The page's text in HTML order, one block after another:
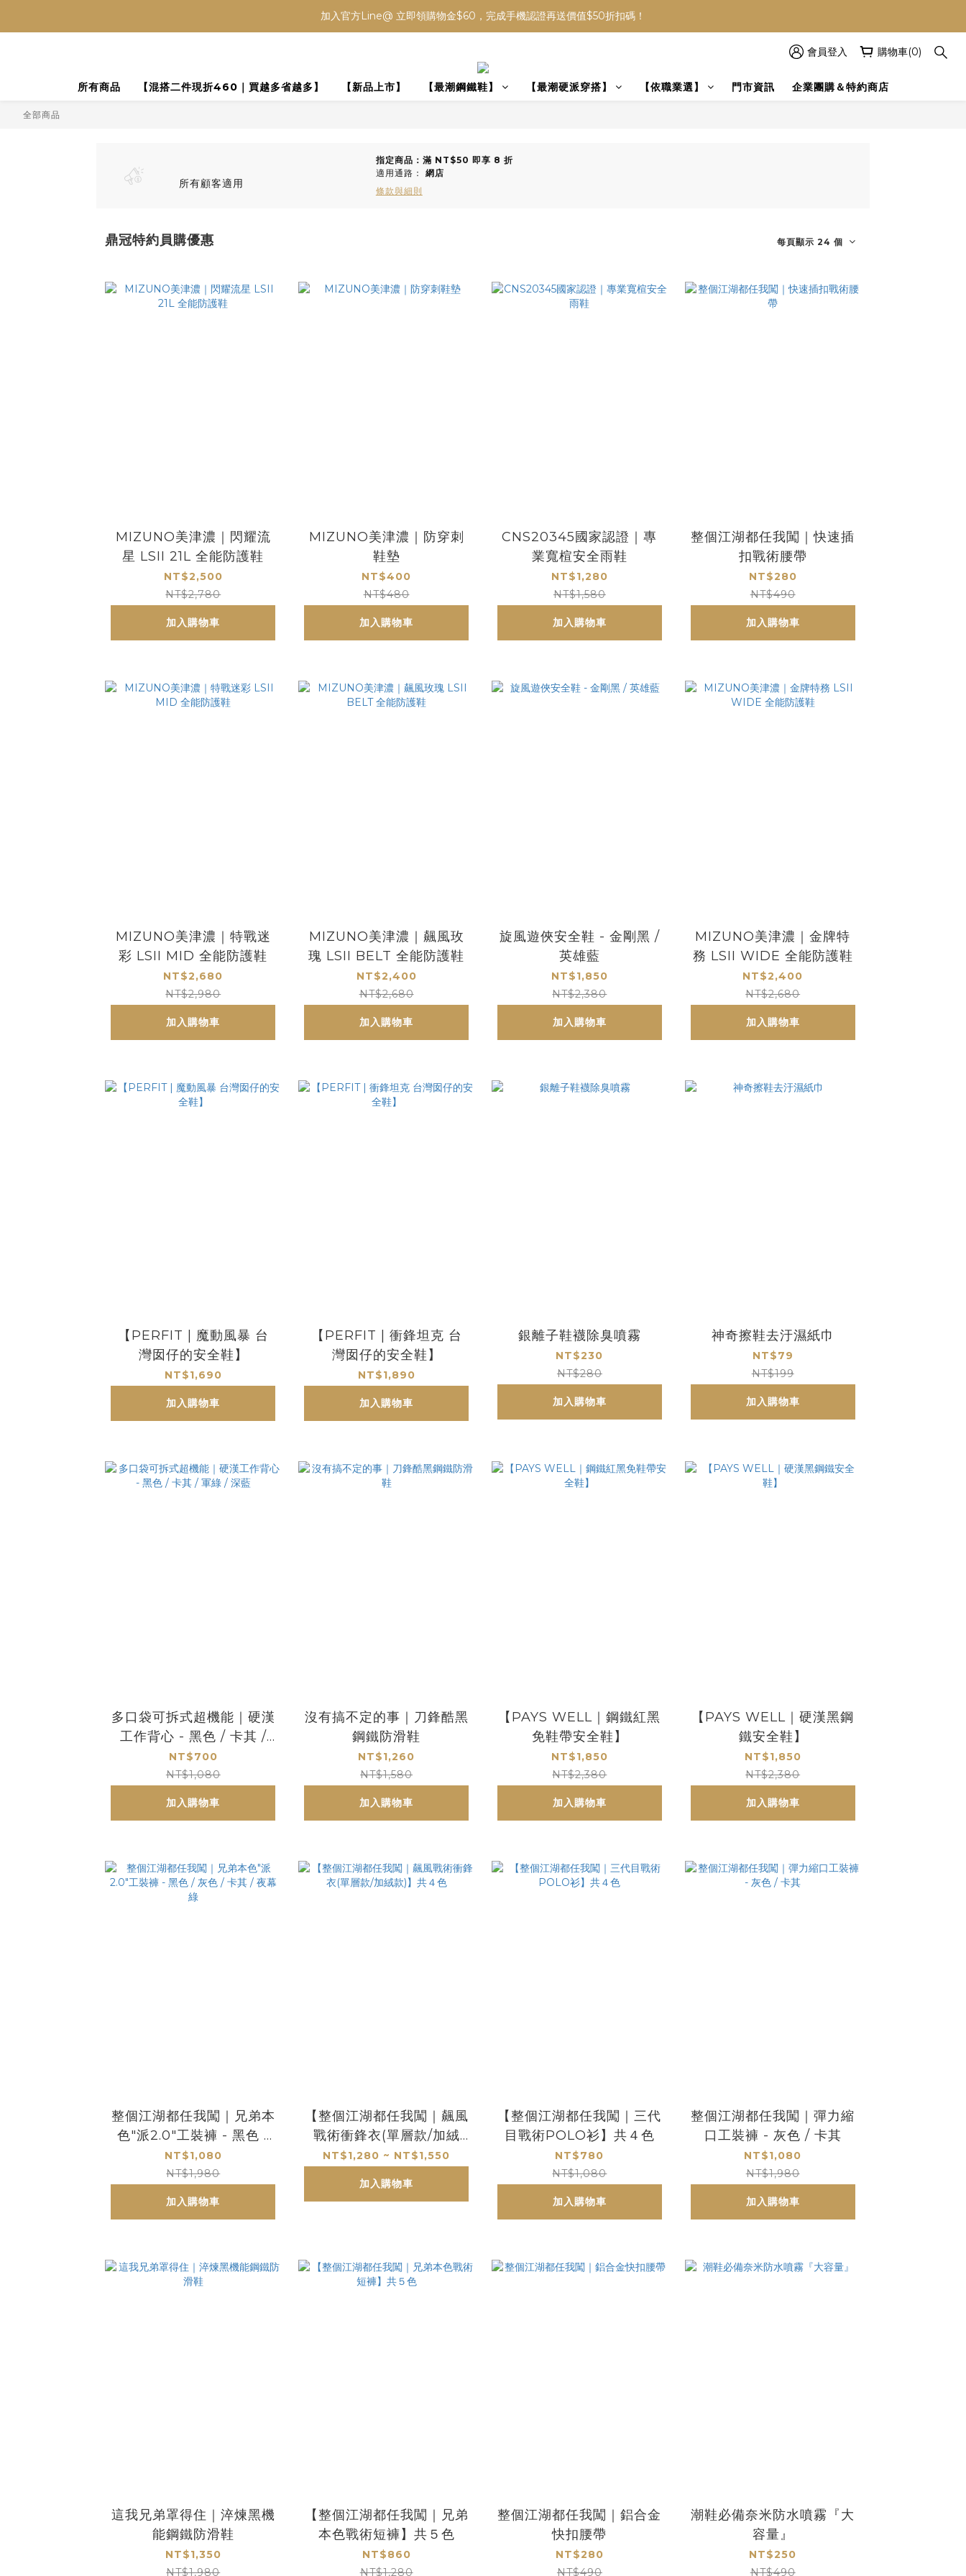
加入官方Line@ 立即領購物金$60，完成手機認證再送價值$50折扣碼！
會員登入 購物車(0)
所有商品 【混搭二件現折460｜買越多省越多】 【新品上市】 【最潮鋼鐵鞋】 【最潮硬派穿搭】 【依職業選】 門市資訊 企業團購＆特約商店
全部商品
所有顧客適用
指定商品：滿 NT$50 即享 8 折
適用通路： 網店
條款與細則
鼎冠特約員購優惠 每頁顯示 24 個
MIZUNO美津濃｜閃耀流
星 LSII 21L 全能防護鞋
NT$2,500
NT$2,780
加入購物車
MIZUNO美津濃｜防穿刺
鞋墊
NT$400
NT$480
加入購物車
CNS20345國家認證｜專
業寬楦安全雨鞋
NT$1,280
NT$1,580
加入購物車
整個江湖都任我闖｜快速插
扣戰術腰帶
NT$280
NT$490
加入購物車
MIZUNO美津濃｜特戰迷
彩 LSII MID 全能防護鞋
NT$2,680
NT$2,980
加入購物車
MIZUNO美津濃｜飆風玫
瑰 LSII BELT 全能防護鞋
NT$2,400
NT$2,680
加入購物車
旋風遊俠安全鞋 - 金剛黑 /
英雄藍
NT$1,850
NT$2,380
加入購物車
MIZUNO美津濃｜金牌特
務 LSII WIDE 全能防護鞋
NT$2,400
NT$2,680
加入購物車
【PERFIT | 魔動風暴 台
灣囡仔的安全鞋】
NT$1,690
加入購物車
【PERFIT | 衝鋒坦克 台
灣囡仔的安全鞋】
NT$1,890
加入購物車
銀離子鞋襪除臭噴霧
NT$230
NT$280
加入購物車
神奇擦鞋去汙濕紙巾
NT$79
NT$199
加入購物車
多口袋可拆式超機能｜硬漢
工作背心 - 黑色 / 卡其 /
軍綠 / 深藍
NT$700
NT$1,080
加入購物車
沒有搞不定的事｜刀鋒酷黑
鋼鐵防滑鞋
NT$1,260
NT$1,580
加入購物車
【PAYS WELL｜鋼鐵紅黑
免鞋帶安全鞋】
NT$1,850
NT$2,380
加入購物車
【PAYS WELL｜硬漢黑鋼
鐵安全鞋】
NT$1,850
NT$2,380
加入購物車
整個江湖都任我闖｜兄弟本
色"派2.0"工裝褲 - 黑色 /
灰色 / 卡其 / 夜幕綠
NT$1,080
NT$1,980
加入購物車
【整個江湖都任我闖｜飆風
戰術衝鋒衣(單層款/加絨
款)】共４色
NT$1,280 ~ NT$1,550
加入購物車
【整個江湖都任我闖｜三代
目戰術POLO衫】共４色
NT$780
NT$1,080
加入購物車
整個江湖都任我闖｜彈力縮
口工裝褲 - 灰色 / 卡其
NT$1,080
NT$1,980
加入購物車
這我兄弟罩得住｜淬煉黑機
能鋼鐵防滑鞋
NT$1,350
NT$1,980
【整個江湖都任我闖｜兄弟
本色戰術短褲】共５色
NT$860
NT$1,280
整個江湖都任我闖｜鋁合金
快扣腰帶
NT$280
NT$490
潮鞋必備奈米防水噴霧『大
容量』
NT$250
NT$490